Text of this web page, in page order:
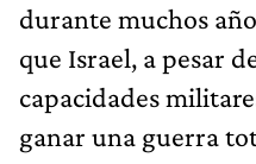
durante muchos
que Israel, a pesar
capacidades
ganar una guerra